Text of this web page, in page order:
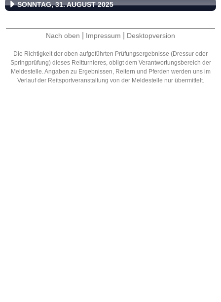
SONNTAG, 31. AUGUST 2025
Nach oben Impressum Desktopversion
Die Richtigkeit der oben aufgeführten Prüfungsergebnisse (Dressur oder
Springprüfung) dieses Reitturnieres, obligt dem Verantwortungsbereich der
Meldestelle. Angaben zu Ergebnissen, Reitern und Pferden werden uns im
Verlauf der Reitsportveranstaltung von der Meldestelle nur übermittelt.